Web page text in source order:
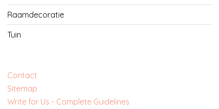
Raamdecoratie
Tuin
Contact
Sitemap
Write for Us - Complete Guidelines